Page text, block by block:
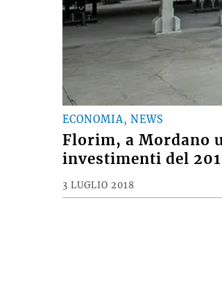
ECONOMIA, NEWS
Florim, a Mordano
investimenti del
3 LUGLIO 2018